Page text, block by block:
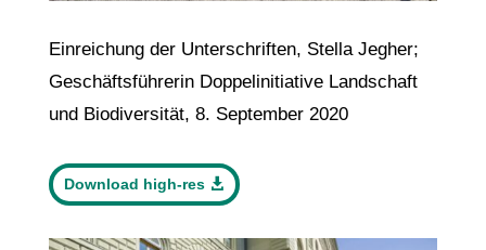
Einreichung der Unterschriften, Stella Jegher;
Geschäftsführerin Doppelinitiative Landschaft
und Biodiversität, 8. September 2020
Download high-res